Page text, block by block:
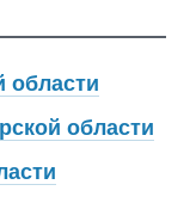
области
области